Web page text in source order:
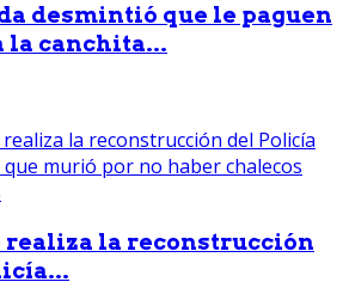
desmintió que le paguen
la canchita...
realiza la reconstrucción